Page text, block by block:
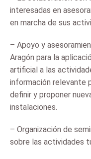
interesadas en
en marcha de sus
– Apoyo y
Aragón para la
artificial a las
información relevante
definir y proponer
instalaciones.
– Organización de
sobre las actividades